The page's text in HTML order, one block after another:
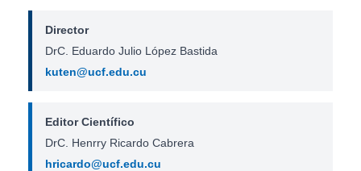
Director
DrC. Eduardo Julio López Bastida
kuten@ucf.edu.cu
Editor Científico
DrC. Henrry Ricardo Cabrera
hricardo@ucf.edu.cu